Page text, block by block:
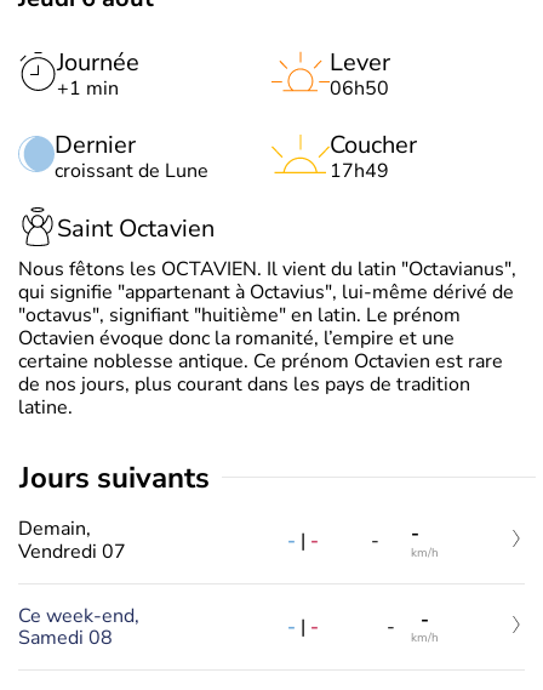
Journée
+1 min
Dernier
croissant de Lune
Lever
06h50
Coucher
17h49
Saint Octavien
Nous fêtons les OCTAVIEN. Il vient du latin "Octavianus",
qui signifie "appartenant à Octavius", lui-même dérivé de
"octavus", signifiant "huitième" en latin. Le prénom
Octavien évoque donc la romanité, l’empire et une
certaine noblesse antique. Ce prénom Octavien est rare
de nos jours, plus courant dans les pays de tradition
latine.
jours suivants
Demain,
Vendredi 07
- | - - -
km/h
Ce week-end,
Samedi 08
- | - - -
km/h